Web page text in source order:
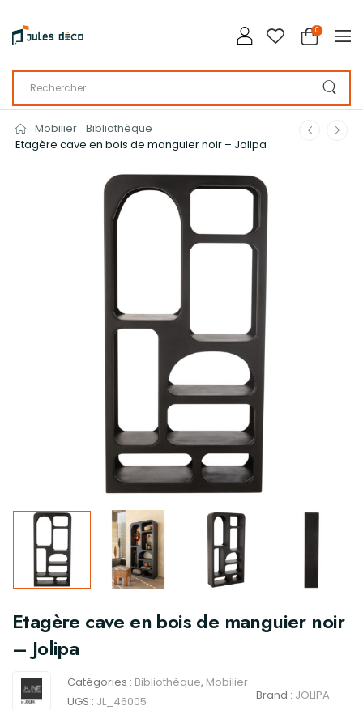
0
Mobilier Bibliothèque
Etagère cave en bois de manguier noir – Jolipa
Etagère cave en bois de manguier noir
– Jolipa
Catégories : Bibliothèque, Mobilier
UGS : JL_46005 Brand : JOLIPA